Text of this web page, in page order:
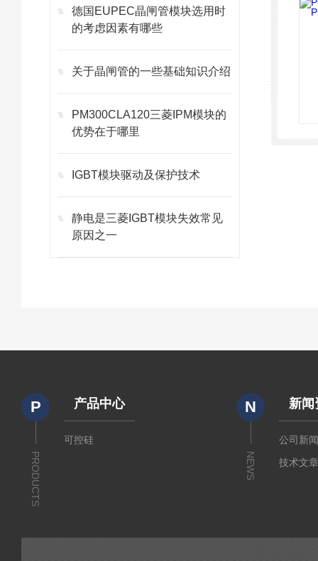
德国EUPEC晶闸管模块选用时
的考虑因素有哪些
关于晶闸管的一些基础知识介绍
PM300CLA120三菱IPM模块的
优势在于哪里
IGBT模块驱动及保护技术
静电是三菱IGBT模块失效常见
原因之一
P
PRODUCTS
产品中心
可控硅
N
NEWS
新闻
公司新
技术文